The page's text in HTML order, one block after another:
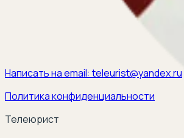
Написать на email: teleurist@yandex.ru
Политика конфиденциальности
Телеюрист